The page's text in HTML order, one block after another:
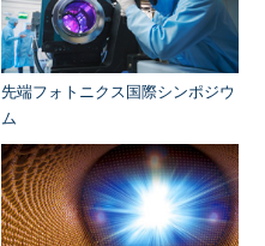
先端フォトニクス国際シンポジウ
ム